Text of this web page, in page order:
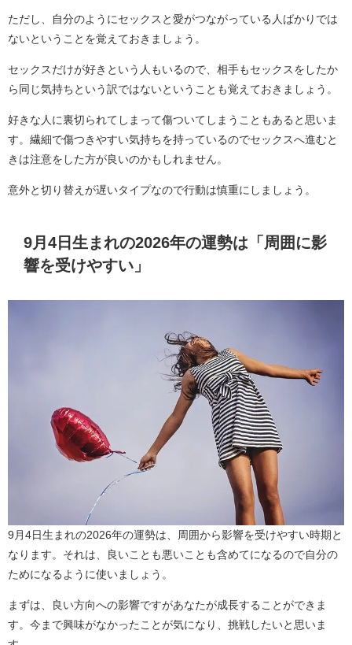
ただし、自分のようにセックスと愛がつながっている人ばかりでは
ないということを覚えておきましょう。
セックスだけが好きという人もいるので、相手もセックスをしたか
ら同じ気持ちという訳ではないということも覚えておきましょう。
好きな人に裏切られてしまって傷ついてしまうこともあると思いま
す。繊細で傷つきやすい気持ちを持っているのでセックスへ進むと
きは注意をした方が良いのかもしれません。
意外と切り替えが遅いタイプなので行動は慎重にしましょう。
9月4日生まれの2026年の運勢は「周囲に影
響を受けやすい」
9月4日生まれの2026年の運勢は、周囲から影響を受けやすい時期と
なります。それは、良いことも悪いことも含めてになるので自分の
ためになるように使いましょう。
まずは、良い方向への影響ですがあなたが成長することができま
す。今まで興味がなかったことが気になり、挑戦したいと思いま